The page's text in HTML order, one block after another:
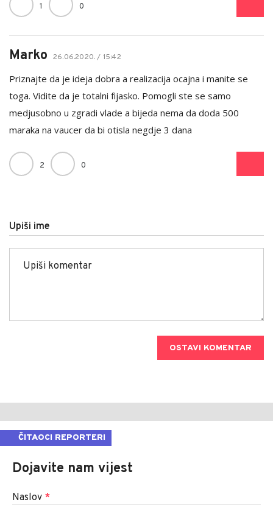
1 0
Marko 26.06.2020. / 15:42
Priznajte da je ideja dobra a realizacija ocajna i manite se
toga. Vidite da je totalni fijasko. Pomogli ste se samo
medjusobno u zgradi vlade a bijeda nema da doda 500
maraka na vaucer da bi otisla negdje 3 dana
2 0
Upiši ime
OSTAVI KOMENTAR
ČITAOCI REPORTERI
Dojavite nam vijest
Naslov *